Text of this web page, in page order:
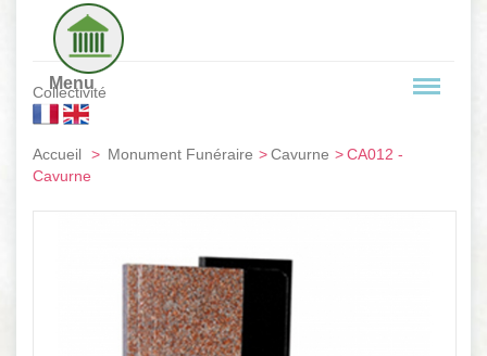
Collectivité
Menu
Accueil > Monument Funéraire >Cavurne >CA012 -
Cavurne